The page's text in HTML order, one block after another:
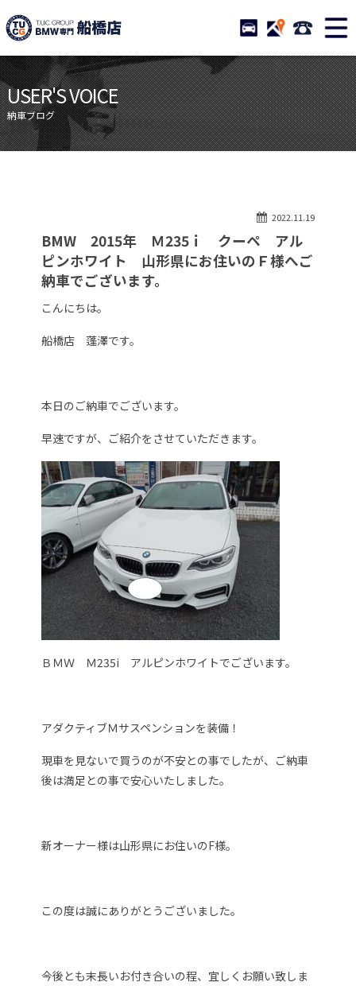
TUCグループ BMW専門 船
STOCK ACCESS 047-
ニュース
在庫リスト
目玉車両一覧
店舗紹介
保証＆サービス
アクセスマップ
自動車保険
TUCとは？
リクルート
納車blog
会社概要
USER'S VOICE
納車ブログ
2022.11.19
BMW 2015年 Ｍ235ｉ クーペ アル
ピンホワイト 山形県にお住いのＦ様へご
納車でございます。
こんにちは。
船橋店 蓬澤です。
本日のご納車でございます。
早速ですが、ご紹介をさせていただきます。
ＢＭＷ Ｍ235i アルピンホワイトでございます。
アダクティブＭサスペンションを装備！
現車を見ないで買うのが不安との事でしたが、ご納車
後は満足との事で安心いたしました。
新オーナー様は山形県にお住いのF様。
この度は誠にありがとうございました。
今後とも末長いお付き合いの程、宜しくお願い致しま